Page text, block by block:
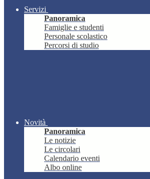
Servizi
Panoramica
Famiglie e studenti
Personale scolastico
Percorsi di studio
Novità
Panoramica
Le notizie
Le circolari
Calendario eventi
Albo online